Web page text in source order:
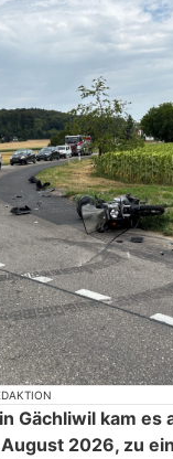
Gächliwil kam es
2026, zu